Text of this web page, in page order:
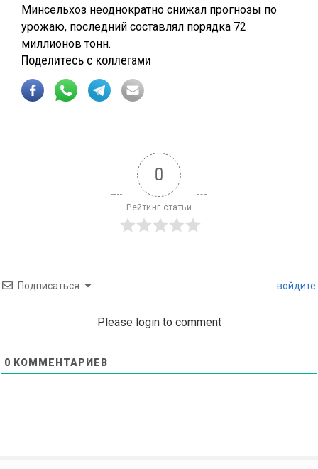
Минсельхоз неоднократно снижал прогнозы по
урожаю, последний составлял порядка 72
миллионов тонн.
Поделитесь с коллегами
0
Рейтинг статьи
Подписаться войдите
Please login to comment
0 КОММЕНТАРИЕВ